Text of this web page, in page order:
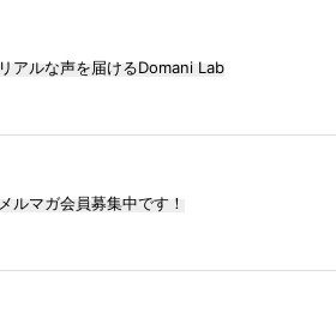
リアルな声を届けるDomani Lab
メルマガ会員募集中です！